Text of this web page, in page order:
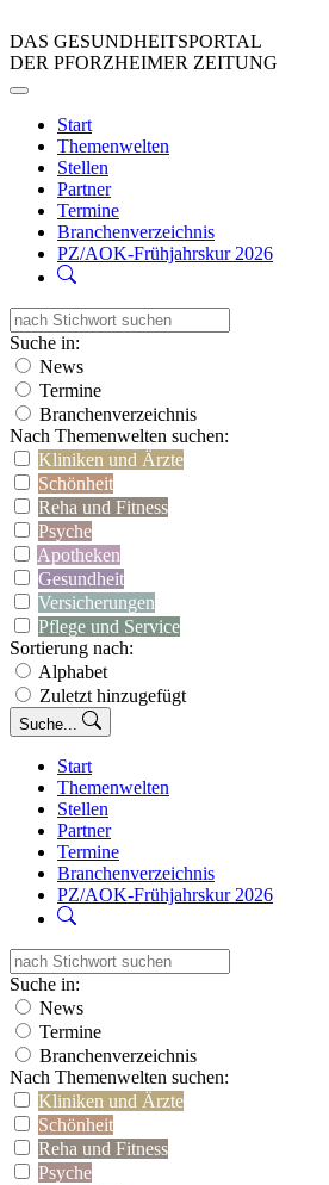
DAS GESUNDHEITSPORTAL
DER PFORZHEIMER ZEITUNG
Start
Themenwelten
Stellen
Partner
Termine
Branchenverzeichnis
PZ/AOK-Frühjahrskur 2026
Suche in:
News
Termine
Branchenverzeichnis
Nach Themenwelten suchen:
Kliniken und Ärzte
Schönheit
Reha und Fitness
Psyche
Apotheken
Gesundheit
Versicherungen
Pflege und Service
Sortierung nach:
Alphabet
Zuletzt hinzugefügt
Suche...
Start
Themenwelten
Stellen
Partner
Termine
Branchenverzeichnis
PZ/AOK-Frühjahrskur 2026
Suche in:
News
Termine
Branchenverzeichnis
Nach Themenwelten suchen:
Kliniken und Ärzte
Schönheit
Reha und Fitness
Psyche